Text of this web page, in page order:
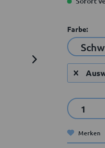
Farbe:
Merken